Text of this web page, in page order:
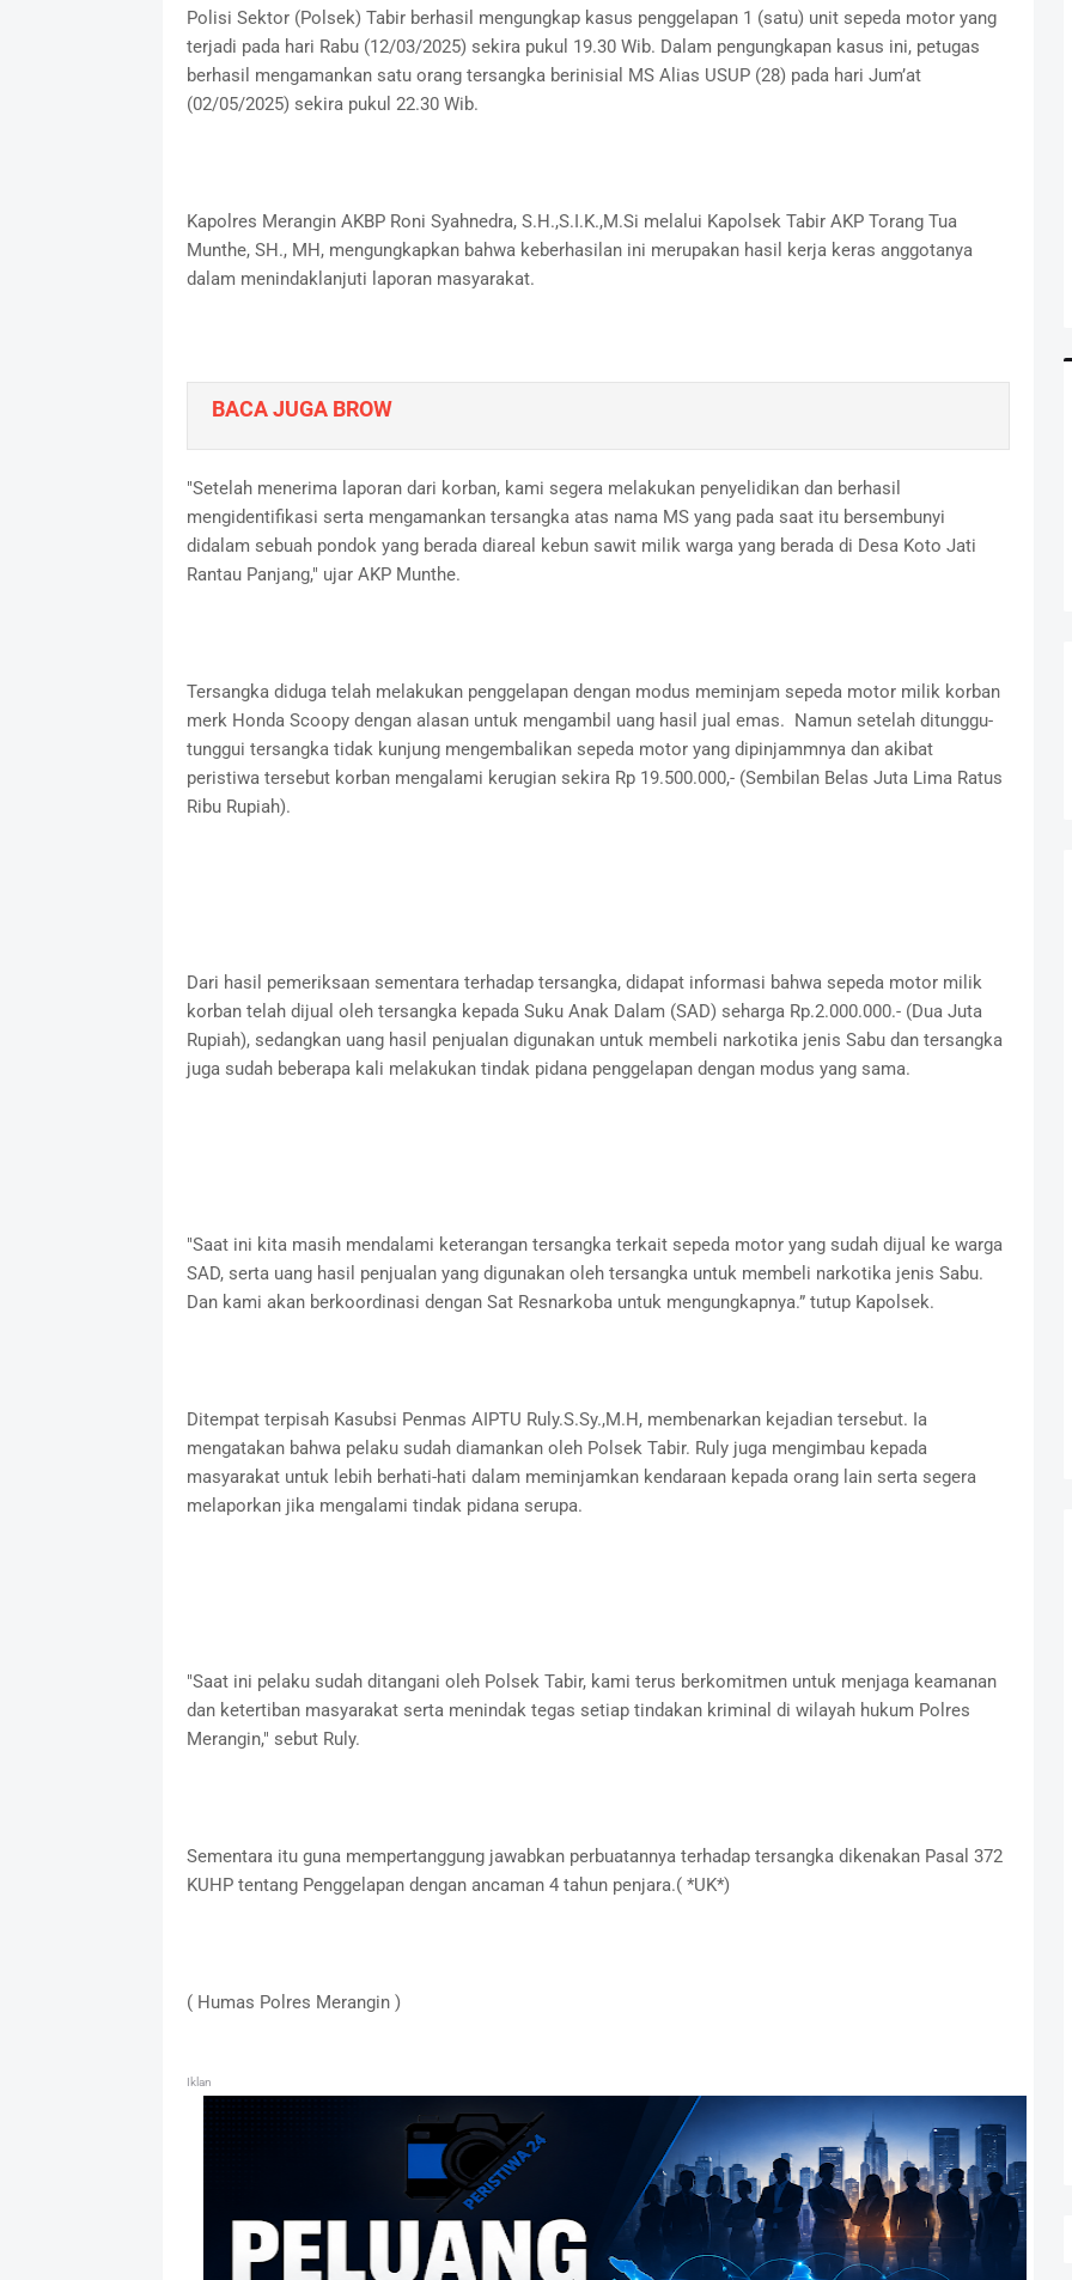
Polisi Sektor (Polsek) Tabir berhasil mengungkap kasus penggelapan 1 (satu) unit sepeda motor yang
terjadi pada hari Rabu (12/03/2025) sekira pukul 19.30 Wib. Dalam pengungkapan kasus ini, petugas
berhasil mengamankan satu orang tersangka berinisial MS Alias USUP (28) pada hari Jum’at
(02/05/2025) sekira pukul 22.30 Wib.
Kapolres Merangin AKBP Roni Syahnedra, S.H.,S.I.K.,M.Si melalui Kapolsek Tabir AKP Torang Tua
Munthe, SH., MH, mengungkapkan bahwa keberhasilan ini merupakan hasil kerja keras anggotanya
dalam menindaklanjuti laporan masyarakat.
BACA JUGA BROW
"Setelah menerima laporan dari korban, kami segera melakukan penyelidikan dan berhasil
mengidentifikasi serta mengamankan tersangka atas nama MS yang pada saat itu bersembunyi
didalam sebuah pondok yang berada diareal kebun sawit milik warga yang berada di Desa Koto Jati
Rantau Panjang," ujar AKP Munthe.
Tersangka diduga telah melakukan penggelapan dengan modus meminjam sepeda motor milik korban
merk Honda Scoopy dengan alasan untuk mengambil uang hasil jual emas. Namun setelah ditunggu-
tunggui tersangka tidak kunjung mengembalikan sepeda motor yang dipinjammnya dan akibat
peristiwa tersebut korban mengalami kerugian sekira Rp 19.500.000,- (Sembilan Belas Juta Lima Ratus
Ribu Rupiah).
Dari hasil pemeriksaan sementara terhadap tersangka, didapat informasi bahwa sepeda motor milik
korban telah dijual oleh tersangka kepada Suku Anak Dalam (SAD) seharga Rp.2.000.000.- (Dua Juta
Rupiah), sedangkan uang hasil penjualan digunakan untuk membeli narkotika jenis Sabu dan tersangka
juga sudah beberapa kali melakukan tindak pidana penggelapan dengan modus yang sama.
"Saat ini kita masih mendalami keterangan tersangka terkait sepeda motor yang sudah dijual ke warga
SAD, serta uang hasil penjualan yang digunakan oleh tersangka untuk membeli narkotika jenis Sabu.
Dan kami akan berkoordinasi dengan Sat Resnarkoba untuk mengungkapnya.” tutup Kapolsek.
Ditempat terpisah Kasubsi Penmas AIPTU Ruly.S.Sy.,M.H, membenarkan kejadian tersebut. Ia
mengatakan bahwa pelaku sudah diamankan oleh Polsek Tabir. Ruly juga mengimbau kepada
masyarakat untuk lebih berhati-hati dalam meminjamkan kendaraan kepada orang lain serta segera
melaporkan jika mengalami tindak pidana serupa.
"Saat ini pelaku sudah ditangani oleh Polsek Tabir, kami terus berkomitmen untuk menjaga keamanan
dan ketertiban masyarakat serta menindak tegas setiap tindakan kriminal di wilayah hukum Polres
Merangin," sebut Ruly.
Sementara itu guna mempertanggung jawabkan perbuatannya terhadap tersangka dikenakan Pasal 372
KUHP tentang Penggelapan dengan ancaman 4 tahun penjara.( *UK*)
( Humas Polres Merangin )
Iklan